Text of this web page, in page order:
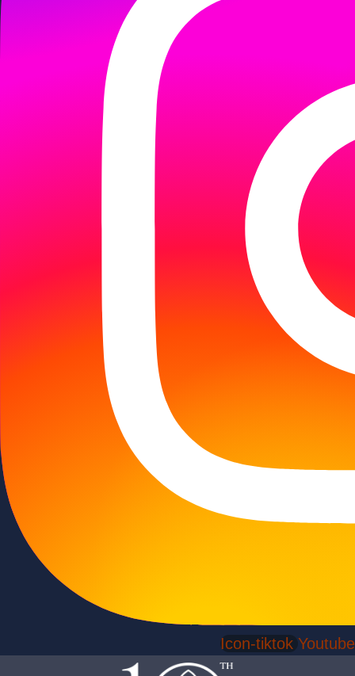
Icon-tiktok Youtube